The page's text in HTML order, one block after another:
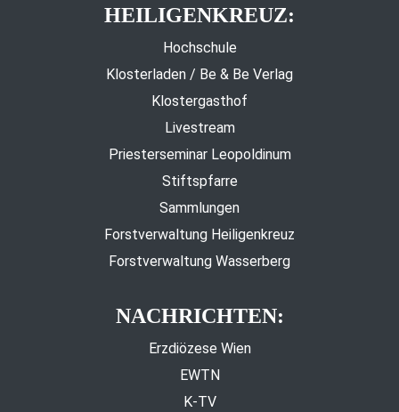
HEILIGENKREUZ:
Hochschule
Klosterladen / Be & Be Verlag
Klostergasthof
Livestream
Priesterseminar Leopoldinum
Stiftspfarre
Sammlungen
Forstverwaltung Heiligenkreuz
Forstverwaltung Wasserberg
NACHRICHTEN:
Erzdiözese Wien
EWTN
K-TV